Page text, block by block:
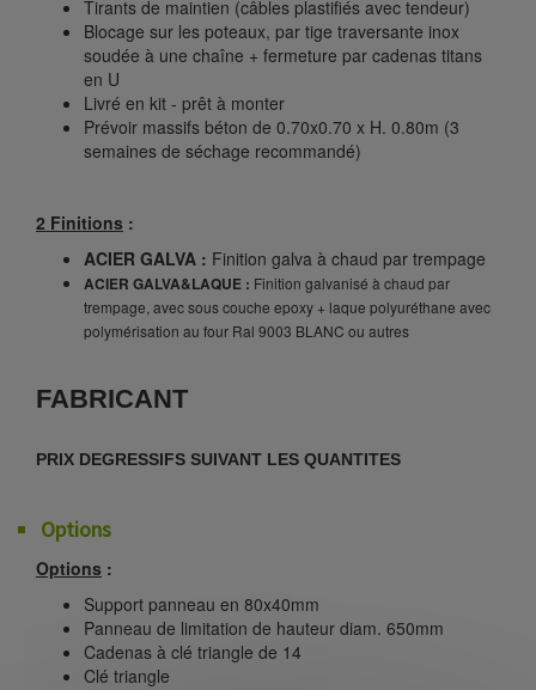
Tirants de maintien (câbles plastifiés avec tendeur)
Blocage sur les poteaux, par tige traversante inox
soudée à une chaîne + fermeture par cadenas titans
en U
Livré en kit - prêt à monter
Prévoir massifs béton de 0.70x0.70 x H. 0.80m (3
semaines de séchage recommandé)
2 Finitions :
ACIER GALVA : Finition galva à chaud par trempage
ACIER GALVA&LAQUE : Finition galvanisé à chaud par
trempage, avec sous couche epoxy + laque polyuréthane avec
polymérisation au four Ral 9003 BLANC ou autres
FABRICANT
PRIX DEGRESSIFS SUIVANT LES QUANTITES
Options
Options :
Support panneau en 80x40mm
Panneau de limitation de hauteur diam. 650mm
Cadenas à clé triangle de 14
Clé triangle